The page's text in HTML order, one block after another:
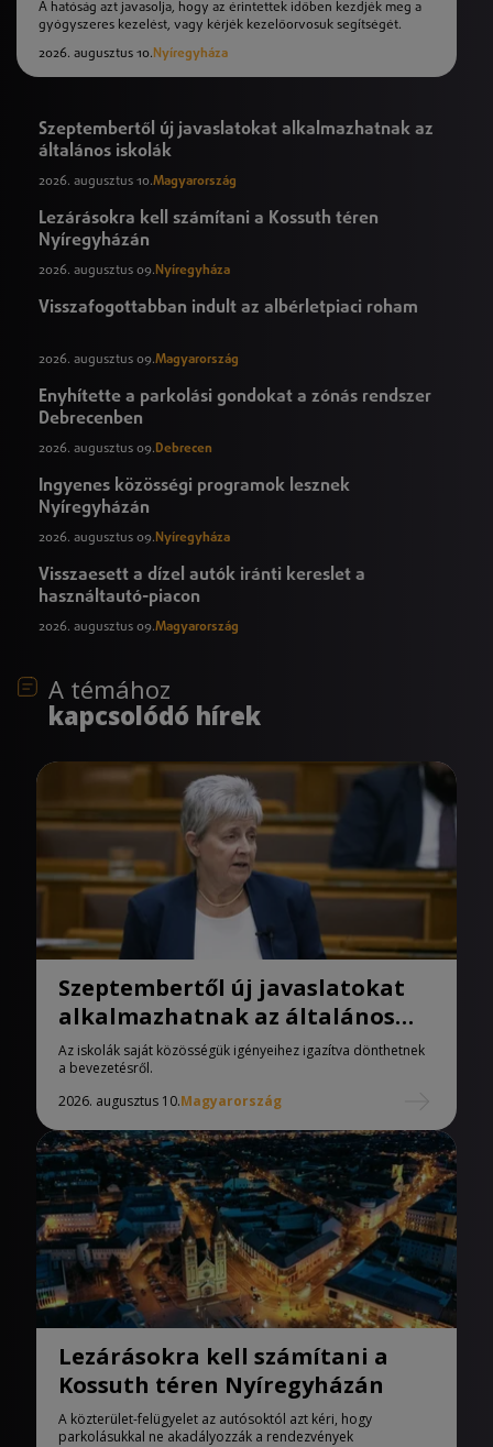
A hatóság azt javasolja, hogy az érintettek időben kezdjék meg a
gyógyszeres kezelést, vagy kérjék kezelőorvosuk segítségét.
2026. augusztus 10. Nyíregyháza
Szeptembertől új javaslatokat alkalmazhatnak az
általános iskolák
2026. augusztus 10.Magyarország
Lezárásokra kell számítani a Kossuth téren
Nyíregyházán
2026. augusztus 09. Nyíregyháza
Visszafogottabban indult az albérletpiaci roham
2026. augusztus 09.Magyarország
Enyhítette a parkolási gondokat a zónás rendszer
Debrecenben
2026. augusztus 09.Debrecen
Ingyenes közösségi programok lesznek
Nyíregyházán
2026. augusztus 09. Nyíregyháza
Visszaesett a dízel autók iránti kereslet a
használtautó-piacon
2026. augusztus 09.Magyarország
A témához
kapcsolódó hírek
Szeptembertől új javaslatokat
alkalmazhatnak az általános
iskolák
Az iskolák saját közösségük igényeihez igazítva dönthetnek
a bevezetésről.
2026. augusztus 10.Magyarország
Lezárásokra kell számítani a
Kossuth téren Nyíregyházán
A közterület-felügyelet az autósoktól azt kéri, hogy
parkolásukkal ne akadályozzák a rendezvények